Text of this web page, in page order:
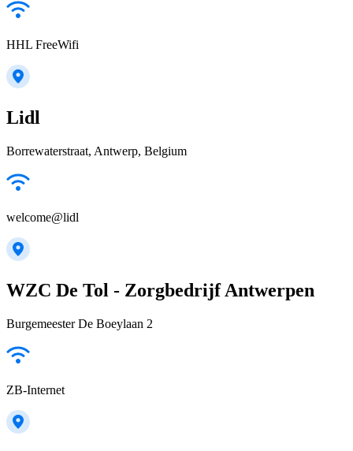
HHL FreeWifi
Lidl
Borrewaterstraat, Antwerp, Belgium
welcome@lidl
WZC De Tol - Zorgbedrijf Antwerpen
Burgemeester De Boeylaan 2
ZB-Internet